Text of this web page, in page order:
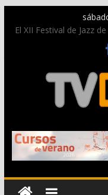
El XII Festival de Jazz
figuras nacionales e
Una nueva
El bando moro
Paco Adsuar dona al
La Entraeta Festera
Campo con la